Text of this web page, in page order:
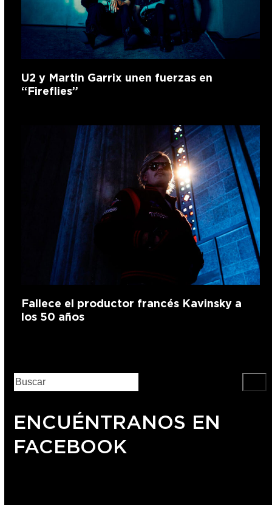
U2 y Martin Garrix unen fuerzas en
“Fireflies”
Fallece el productor francés Kavinsky a
los 50 años
ENCUÉNTRANOS EN
FACEBOOK